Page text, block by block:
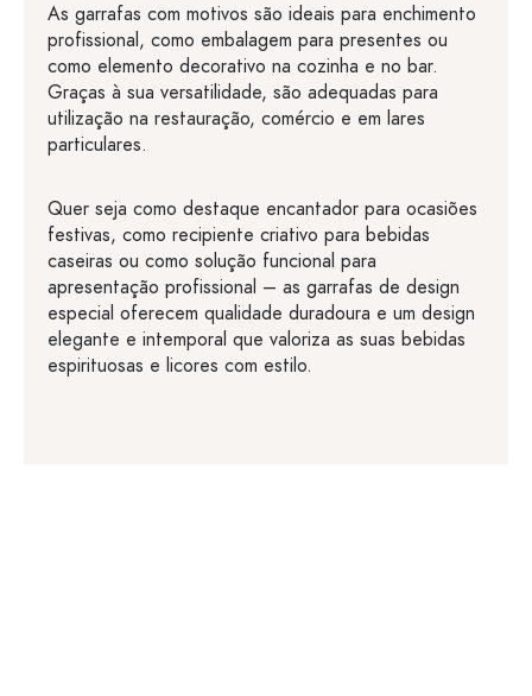
As garrafas com motivos são ideais para enchimento
profissional, como embalagem para presentes ou
como elemento decorativo na cozinha e no bar.
Graças à sua versatilidade, são adequadas para
utilização na restauração, comércio e em lares
particulares.
Quer seja como destaque encantador para ocasiões
festivas, como recipiente criativo para bebidas
caseiras ou como solução funcional para
apresentação profissional – as garrafas de design
especial oferecem qualidade duradoura e um design
elegante e intemporal que valoriza as suas bebidas
espirituosas e licores com estilo.